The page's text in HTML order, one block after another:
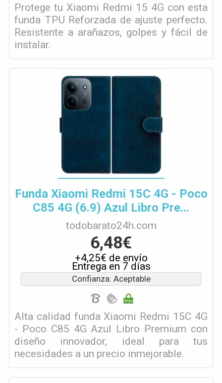
Protege tu Xiaomi Redmi 15 4G con esta
funda TPU Reforzada de ajuste perfecto.
Resistente a arañazos, golpes y fácil de
instalar.
Funda Xiaomi Redmi 15C 4G - Poco
C85 4G (6.9) Azul Libro Pre...
todobarato24h.com
6,48€
+4,25€ de envío
Entrega en 7 días
Confianza: Aceptable
Alta calidad funda Xiaomi Redmi 15C 4G
- Poco C85 4G Azul Libro Premium con
diseño innovador, ideal para tus
necesidades a un precio inmejorable.